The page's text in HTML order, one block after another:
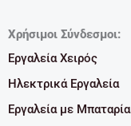
Χρήσιμοι Σύνδεσμοι:
Εργαλεία Χειρός
Ηλεκτρικά Εργαλεία
Εργαλεία με Μπαταρία